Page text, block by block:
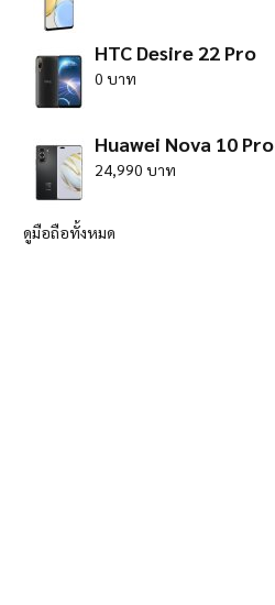
HTC Desire 22 Pro
0 บาท
Huawei Nova 10 Pro
24,990 บาท
ดูมือถือทั้งหมด